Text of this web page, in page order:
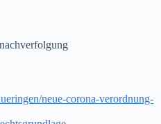
neue-corona-verordnung-